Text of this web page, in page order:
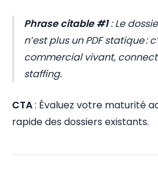
Phrase citable #1:Le
n’est plus un PDF statique :
commercial vivant,
staffing.
CTA: Évaluez votre maturité
rapide des dossiers existants.